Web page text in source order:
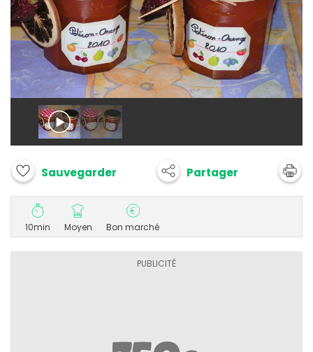
Sauvegarder Partager
10min Moyen Bon marché